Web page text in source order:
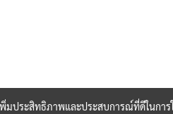
พิ่มประสิทธิภาพและประสบการณ์ที่ดีในกา